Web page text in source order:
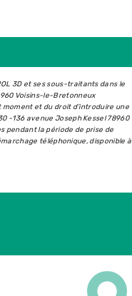
3D et ses sous-traitants dans le
Voisins-le-Bretonneux
et du droit d’introduire une
-136 avenue Joseph Kessel 78960
pendant la période de prise de
téléphonique, disponible à